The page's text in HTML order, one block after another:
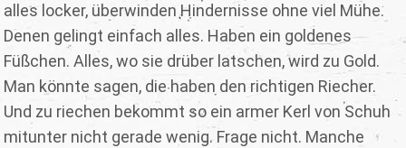
alles locker, überwinden Hindernisse ohne viel Mühe.
Denen gelingt einfach alles. Haben ein goldenes
Füßchen. Alles, wo sie drüber latschen, wird zu Gold.
Man könnte sagen, die haben den richtigen Riecher.
Und zu riechen bekommt so ein armer Kerl von Schuh
mitunter nicht gerade wenig. Frage nicht. Manche